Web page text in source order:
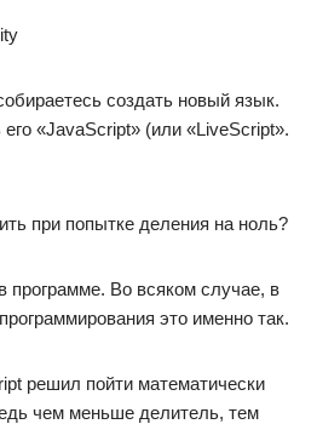
создать новый язык.
«JavaScript» (или «LiveScript».
при попытке деления на ноль?
программе. Во всяком случае, в
это именно так.
решил пойти математически
чем меньше делитель, тем